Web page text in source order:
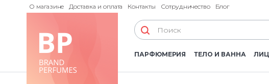
О магазине Доставка и оплата Контакты Сотрудничество Блог
ПАРФЮМЕРИЯ ТЕЛО И ВАННА